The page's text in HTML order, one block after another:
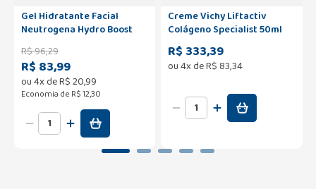
Gel Hidratante Facial
Neutrogena Hydro Boost
Fps25 40g
R$96,29
R$ 83,99
ou4x deR$20,99
Economia de R$ 12,30
Creme Vichy Liftactiv
Colágeno Specialist 50ml
R$ 333,39
ou4x deR$83,34